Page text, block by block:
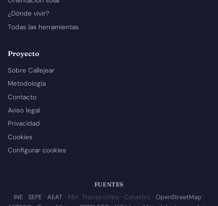
¿Dónde vivir?
Todas las herramientas
Proyecto
Sobre Callejear
Metodología
Contacto
Aviso legal
Privacidad
Cookies
Configurar cookies
FUENTES
INE· SEPE· AEAT· Min. Transportes · Catastro · OpenStreetMap·